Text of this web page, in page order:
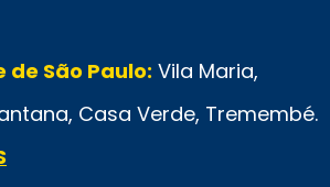
de São Paulo: Vila Maria,
Casa Verde, Tremembé.